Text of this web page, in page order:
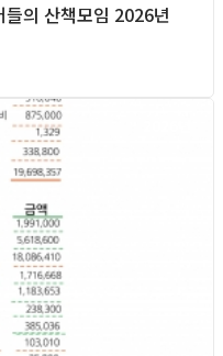
의 산책모임 2026년